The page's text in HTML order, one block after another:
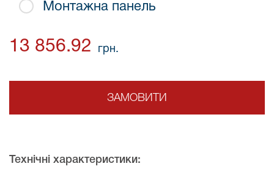
Монтажна панель
13 856.92 грн.
ЗАМОВИТИ
Технічні характеристики: